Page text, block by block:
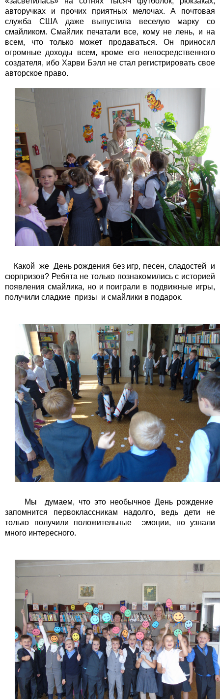
авторучках и прочих приятных мелочах. А почтовая
служба США даже выпустила веселую марку со
смайликом. Смайлик печатали все, кому не лень, и на
всем, что только может продаваться. Он приносил
огромные доходы всем, кроме его непосредственного
создателя, ибо Харви Бэлл не стал регистрировать свое
авторское право.
Какой же День рождения без игр, песен, сладостей и
сюрпризов? Ребята не только познакомились с историей
появления смайлика, но и поиграли в подвижные игры,
получили сладкие призы и смайлики в подарок.
Мы думаем, что это необычное День рождение
запомнится первоклассникам надолго, ведь дети не
только получили положительные эмоции, но узнали
много интересного.